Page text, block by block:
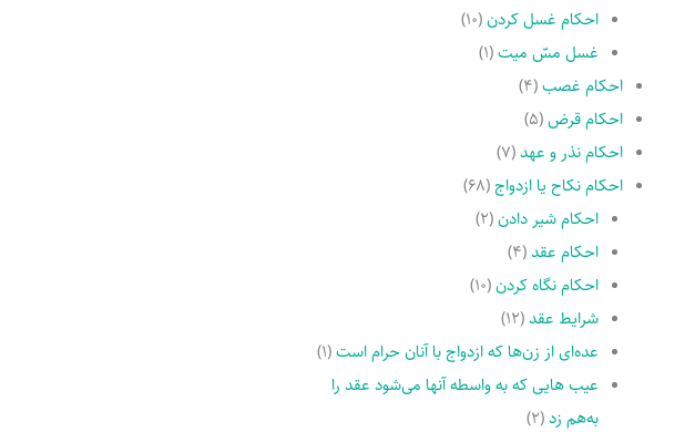
احکام غسل کردن(۱۰)
غسل مسّ میت(۱)
احکام غصب(۴)
احکام قرض(۵)
احکام نذر و عهد(۷)
احکام نکاح یا ازدواج (۶۸)
احکام شیر دادن(۲)
احکام عقد(۴)
احکام نگاه کردن(۱۰)
شرایط عقد(۱۲)
عده‌اى از زن‌ها که ازدواج با آنان حرام است(۱)
عیب هایى که به واسطه آنها مى‌شود عقد را
به‌هم زد(۲)